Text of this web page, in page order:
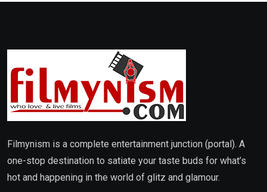
Filmynism is a complete entertainment junction (portal). A
one-stop destination to satiate your taste buds for what’s
hot and happening in the world of glitz and glamour.